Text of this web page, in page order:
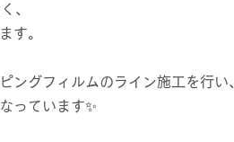
、
す。
ングフィルムのライン施工を行い
っています✨